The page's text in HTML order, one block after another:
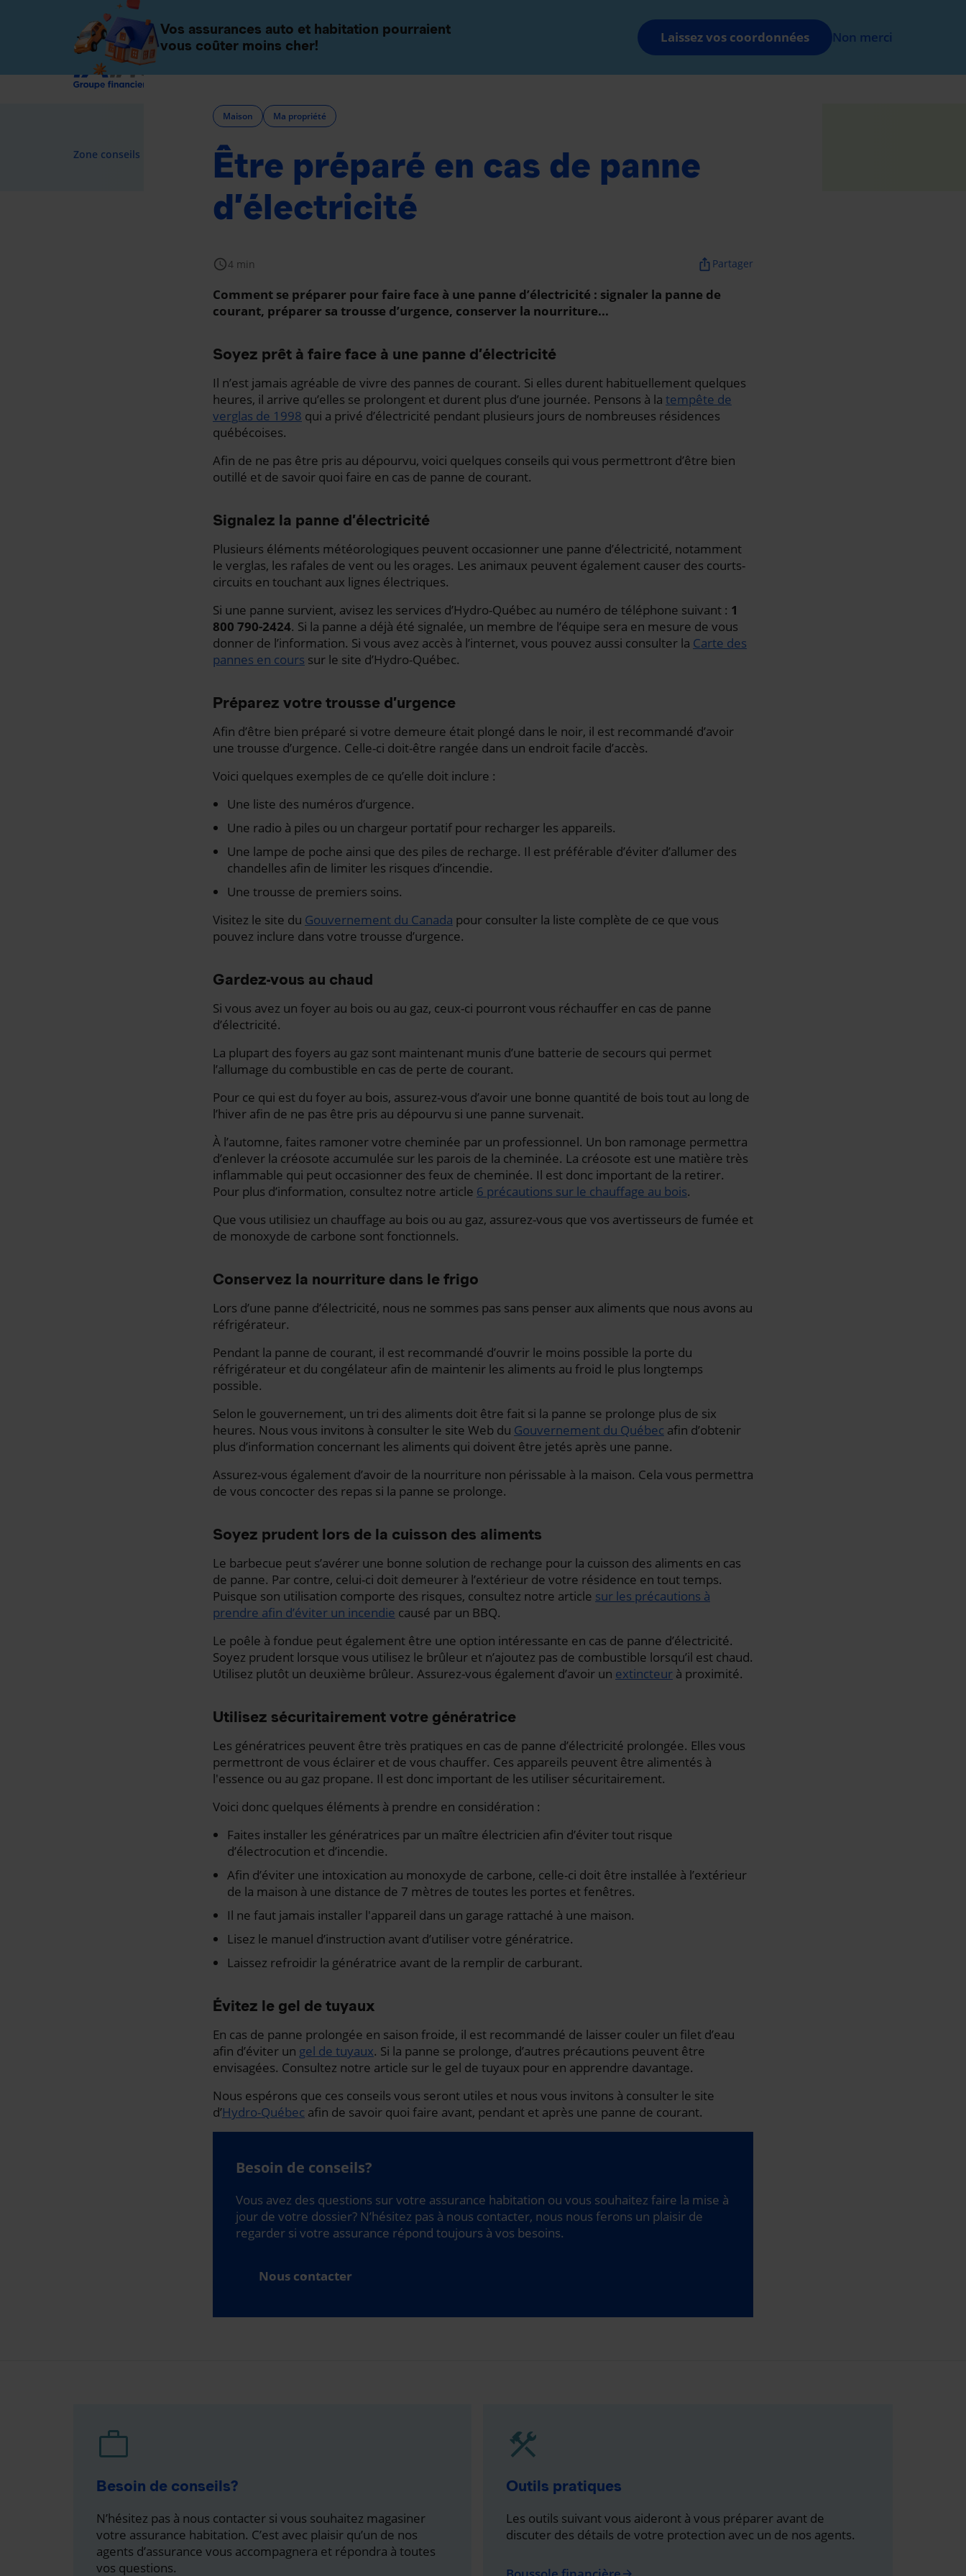
EN Me connecter
Zone conseils
Maison Ma propriété
Être préparé en cas de panne
d’électricité
schedule4 min ios_share Partager
Comment se préparer pour faire face à une panne d’électricité : signaler la panne de
courant, préparer sa trousse d’urgence, conserver la nourriture...
Soyez prêt à faire face à une panne d’électricité
Il n’est jamais agréable de vivre des pannes de courant. Si elles durent habituellement quelques
heures, il arrive qu’elles se prolongent et durent plus d’une journée. Pensons à la tempête de
verglas de 1998 qui a privé d’électricité pendant plusieurs jours de nombreuses résidences
québécoises.
Afin de ne pas être pris au dépourvu, voici quelques conseils qui vous permettront d’être bien
outillé et de savoir quoi faire en cas de panne de courant.
Signalez la panne d’électricité
Plusieurs éléments météorologiques peuvent occasionner une panne d’électricité, notamment
le verglas, les rafales de vent ou les orages. Les animaux peuvent également causer des courts-
circuits en touchant aux lignes électriques.
Si une panne survient, avisez les services d’Hydro-Québec au numéro de téléphone suivant : 1
800 790-2424. Si la panne a déjà été signalée, un membre de l’équipe sera en mesure de vous
donner de l’information. Si vous avez accès à l’internet, vous pouvez aussi consulter la Carte des
pannes en cours sur le site d’Hydro-Québec.
Préparez votre trousse d’urgence
Afin d’être bien préparé si votre demeure était plongé dans le noir, il est recommandé d’avoir
une trousse d’urgence. Celle-ci doit-être rangée dans un endroit facile d’accès.
Voici quelques exemples de ce qu’elle doit inclure :
Une liste des numéros d’urgence.
Une radio à piles ou un chargeur portatif pour recharger les appareils.
Une lampe de poche ainsi que des piles de recharge. Il est préférable d’éviter d’allumer des
chandelles afin de limiter les risques d’incendie.
Une trousse de premiers soins.
Visitez le site du Gouvernement du Canada pour consulter la liste complète de ce que vous
pouvez inclure dans votre trousse d’urgence.
Gardez-vous au chaud
Si vous avez un foyer au bois ou au gaz, ceux-ci pourront vous réchauffer en cas de panne
d’électricité.
La plupart des foyers au gaz sont maintenant munis d’une batterie de secours qui permet
l’allumage du combustible en cas de perte de courant.
Pour ce qui est du foyer au bois, assurez-vous d’avoir une bonne quantité de bois tout au long de
l’hiver afin de ne pas être pris au dépourvu si une panne survenait.
À l’automne, faites ramoner votre cheminée par un professionnel. Un bon ramonage permettra
d’enlever la créosote accumulée sur les parois de la cheminée. La créosote est une matière très
inflammable qui peut occasionner des feux de cheminée. Il est donc important de la retirer.
Pour plus d’information, consultez notre article 6 précautions sur le chauffage au bois.
Que vous utilisiez un chauffage au bois ou au gaz, assurez-vous que vos avertisseurs de fumée et
de monoxyde de carbone sont fonctionnels.
Conservez la nourriture dans le frigo
Lors d’une panne d’électricité, nous ne sommes pas sans penser aux aliments que nous avons au
réfrigérateur.
Pendant la panne de courant, il est recommandé d’ouvrir le moins possible la porte du
réfrigérateur et du congélateur afin de maintenir les aliments au froid le plus longtemps
possible.
Selon le gouvernement, un tri des aliments doit être fait si la panne se prolonge plus de six
heures. Nous vous invitons à consulter le site Web du Gouvernement du Québec afin d’obtenir
plus d’information concernant les aliments qui doivent être jetés après une panne.
Assurez-vous également d’avoir de la nourriture non périssable à la maison. Cela vous permettra
de vous concocter des repas si la panne se prolonge.
Soyez prudent lors de la cuisson des aliments
Le barbecue peut s’avérer une bonne solution de rechange pour la cuisson des aliments en cas
de panne. Par contre, celui-ci doit demeurer à l’extérieur de votre résidence en tout temps.
Puisque son utilisation comporte des risques, consultez notre article sur les précautions à
prendre afin d’éviter un incendie causé par un BBQ.
Le poêle à fondue peut également être une option intéressante en cas de panne d’électricité.
Soyez prudent lorsque vous utilisez le brûleur et n’ajoutez pas de combustible lorsqu’il est chaud.
Utilisez plutôt un deuxième brûleur. Assurez-vous également d’avoir un extincteur à proximité.
Utilisez sécuritairement votre génératrice
Les génératrices peuvent être très pratiques en cas de panne d’électricité prolongée. Elles vous
permettront de vous éclairer et de vous chauffer. Ces appareils peuvent être alimentés à
l'essence ou au gaz propane. Il est donc important de les utiliser sécuritairement.
Voici donc quelques éléments à prendre en considération :
Faites installer les génératrices par un maître électricien afin d’éviter tout risque
d’électrocution et d’incendie.
Afin d’éviter une intoxication au monoxyde de carbone, celle-ci doit être installée à l’extérieur
de la maison à une distance de 7 mètres de toutes les portes et fenêtres.
Il ne faut jamais installer l'appareil dans un garage rattaché à une maison.
Lisez le manuel d’instruction avant d’utiliser votre génératrice.
Laissez refroidir la génératrice avant de la remplir de carburant.
Évitez le gel de tuyaux
En cas de panne prolongée en saison froide, il est recommandé de laisser couler un filet d’eau
afin d’éviter un gel de tuyaux. Si la panne se prolonge, d’autres précautions peuvent être
envisagées. Consultez notre article sur le gel de tuyaux pour en apprendre davantage.
Nous espérons que ces conseils vous seront utiles et nous vous invitons à consulter le site
d’Hydro-Québec afin de savoir quoi faire avant, pendant et après une panne de courant.
Besoin de conseils?
Vous avez des questions sur votre assurance habitation ou vous souhaitez faire la mise à
jour de votre dossier? N’hésitez pas à nous contacter, nous nous ferons un plaisir de
regarder si votre assurance répond toujours à vos besoins.
Nous contacter
Besoin de conseils?
N’hésitez pas à nous contacter si vous souhaitez magasiner
votre assurance habitation. C’est avec plaisir qu’un de nos
agents d’assurance vous accompagnera et répondra à toutes
vos questions.
Outils pratiques
Les outils suivant vous aideront à vous préparer avant de
discuter des détails de votre protection avec un de nos agents.
Vos assurances auto et habitation pourraient
vous coûter moins cher!
Laissez vos coordonnées Non merci